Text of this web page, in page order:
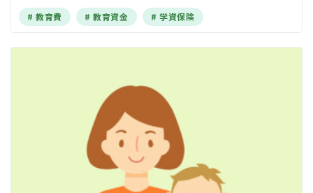
教育費 教育資金 学資保険